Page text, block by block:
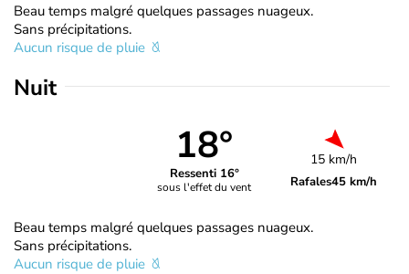
Beau temps malgré quelques passages nuageux.
Sans précipitations.
Aucun risque de pluie
Nuit
18°
Ressenti 16°
sous l'effet du vent
15 km/h
Rafales45 km/h
Beau temps malgré quelques passages nuageux.
Sans précipitations.
Aucun risque de pluie